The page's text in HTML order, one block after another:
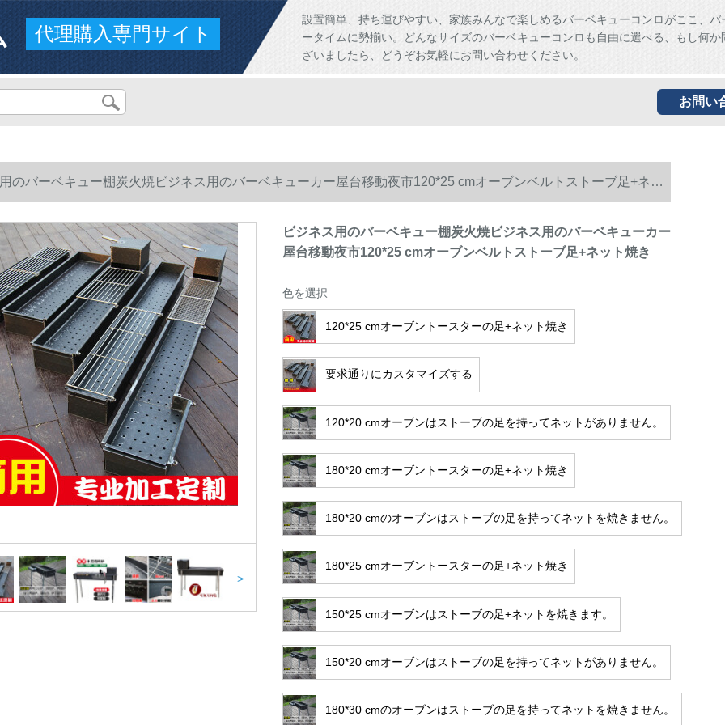
代理購入専門サイト
設置簡単、持ち運びやすい、家族みんなで楽しめるバーベキューコンロがここ、バ
ータイムに勢揃い。どんなサイズのバーベキューコンロも自由に選べる、もし何か
ざいましたら、どうぞお気軽にお問い合わせください。
お問い
のバーベキュー棚炭火焼ビジネス用のバーベキューカー屋台移動夜市120*25 cmオーブンベルトストーブ足+ネッ
>
ビジネス用のバーベキュー棚炭火焼ビジネス用のバーベキューカー
屋台移動夜市120*25 cmオーブンベルトストーブ足+ネット焼き
色を選択
120*25 cmオーブントースターの足+ネット焼き
要求通りにカスタマイズする
120*20 cmオーブンはストーブの足を持ってネットがありません。
180*20 cmオーブントースターの足+ネット焼き
180*20 cmのオーブンはストーブの足を持ってネットを焼きません。
180*25 cmオーブントースターの足+ネット焼き
150*25 cmオーブンはストーブの足+ネットを焼きます。
150*20 cmオーブンはストーブの足を持ってネットがありません。
180*30 cmのオーブンはストーブの足を持ってネットを焼きません。